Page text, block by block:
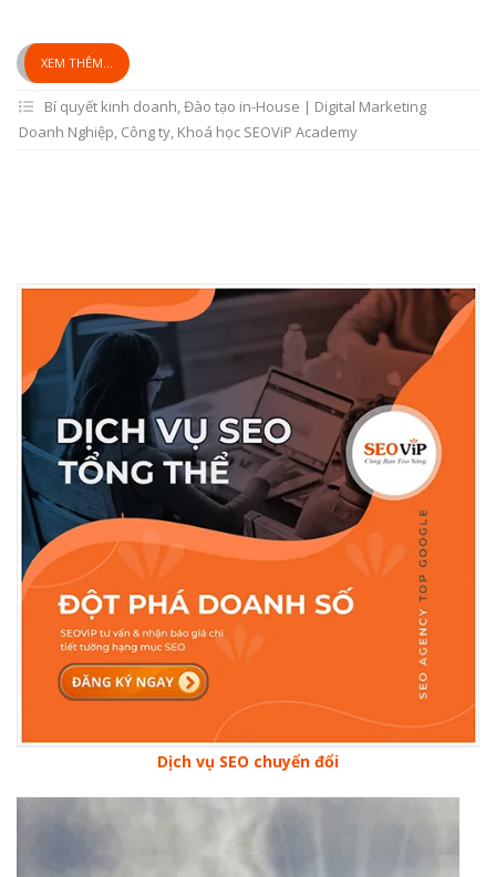
XEM THÊM...
Bí quyết kinh doanh,Đào tạo in-House | Digital Marketing
Doanh Nghiệp, Công ty, Khoá học SEOViP Academy
Dịch vụ SEO chuyển đổi